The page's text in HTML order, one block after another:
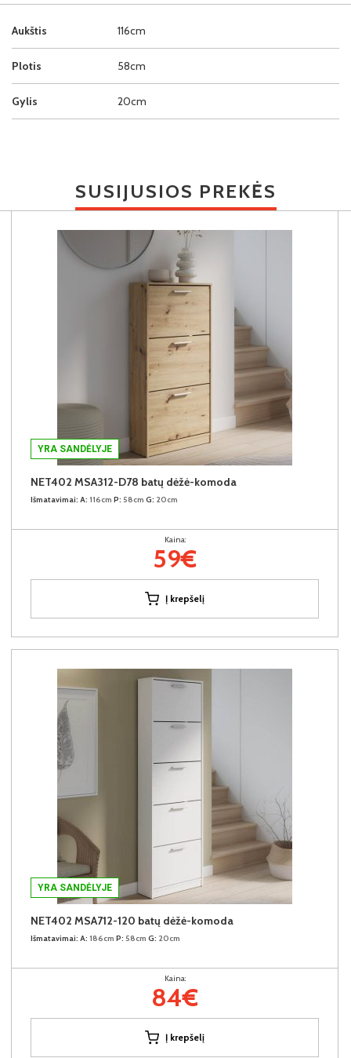
Aukštis 116cm
Plotis 58cm
Gylis 20cm
SUSIJUSIOS PREKĖS
YRA SANDĖLYJE
NET402 MSA312-D78 batų dėžė-komoda
Išmatavimai: A: 116cm P: 58cm G: 20cm
Kaina:
59€
Į krepšelį
YRA SANDĖLYJE
NET402 MSA712-120 batų dėžė-komoda
Išmatavimai: A: 186cm P: 58cm G: 20cm
Kaina:
84€
Į krepšelį